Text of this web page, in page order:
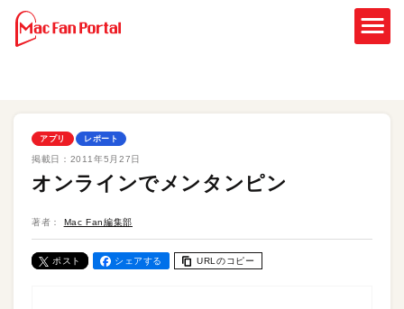
アプリ レポート
掲載日： 2011年5月27日
オンラインでメンタンピン
著者： Mac Fan編集部
ポスト シェアする URLのコピー